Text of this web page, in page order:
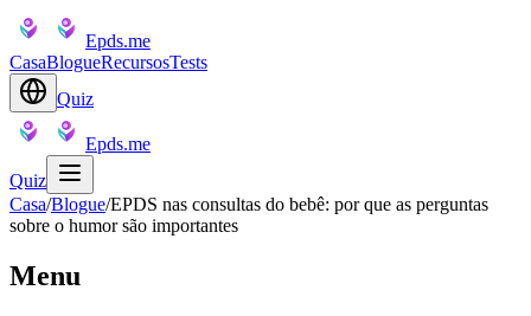
Epds.me
CasaBlogueRecursosTests
Quiz
Epds.me
Quiz
Casa/Blogue/EPDS nas consultas do bebê: por que as perguntas
sobre o humor são importantes
Menu